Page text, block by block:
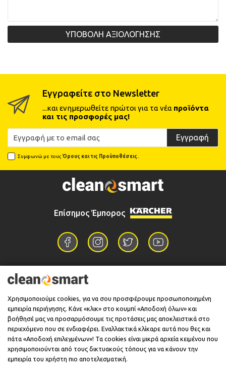
ΥΠΟΒΟΛΗ ΑΞΙΟΛΟΓΗΣΗΣ
Εγγραφείτε στο Newsletter
...και ενημερωθείτε πρώτοι για τα νέα προϊόντα
και τις προσφορές μας!
Εγγραφή
Συμφωνώ με τουςΌρους και τις Προϋποθέσεις.
Επίσημος Έμπορος
Επικοινωνία
Πληροφορίες
Υποστήριξη
Χρησιμοποιούμε cookies, για να σου προσφέρουμε προσωποποιημένη
εμπειρία περιήγησης. Κάνε «κλικ» στο κουμπί «Αποδοχή όλων» και
βοήθησέ μας να προσαρμόσουμε τις προτάσεις μας αποκλειστικά στο
περιεχόμενο που σε ενδιαφέρει. Εναλλακτικά κλίκαρε αυτά που θες και
πάτα «Αποδοχή επιλεγμένων»! Τα cookies είναι μικρά αρχεία κειμένου που
χρησιμοποιούνται από τους δικτυακούς τόπους για να κάνουν την
εμπειρία του χρήστη πιο αποτελεσματική.